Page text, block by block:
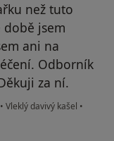
než tuto
jsem
ani na
Odborník
za ní.
• Vleklý davivý kašel •